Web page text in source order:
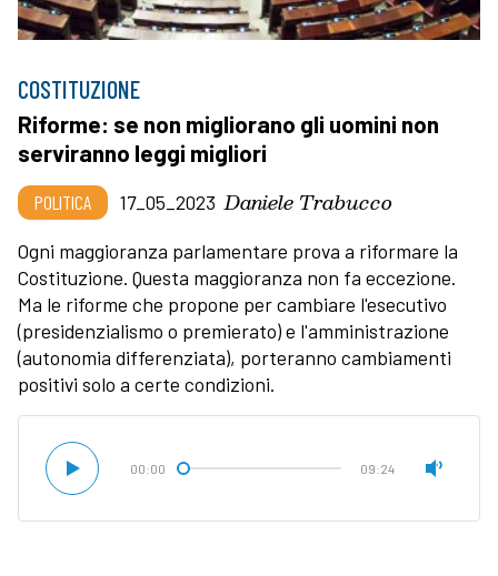
COSTITUZIONE
Riforme: se non migliorano gli uomini non
serviranno leggi migliori
POLITICA 17_05_2023 Daniele Trabucco
Ogni maggioranza parlamentare prova a riformare la
Costituzione. Questa maggioranza non fa eccezione.
Ma le riforme che propone per cambiare l'esecutivo
(presidenzialismo o premierato) e l'amministrazione
(autonomia differenziata), porteranno cambiamenti
positivi solo a certe condizioni.
00:00 09:24